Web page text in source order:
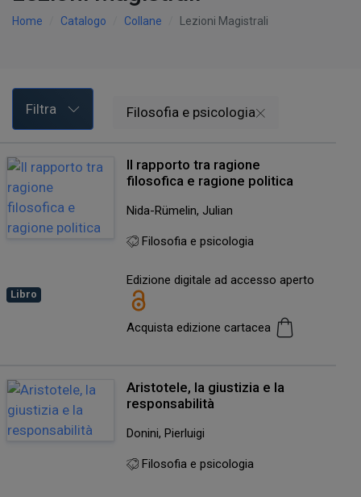
Home Catalogo Collane Lezioni Magistrali
Filtra Filosofia e psicologia
Libro
Il rapporto tra ragione
filosofica e ragione politica
Nida-Rümelin, Julian
Filosofia e psicologia
Edizione digitale ad accesso aperto
Acquista edizione cartacea
Aristotele, la giustizia e la
responsabilità
Donini, Pierluigi
Filosofia e psicologia